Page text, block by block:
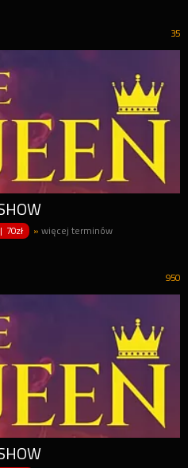
35
| 70zł »więcej terminów
950